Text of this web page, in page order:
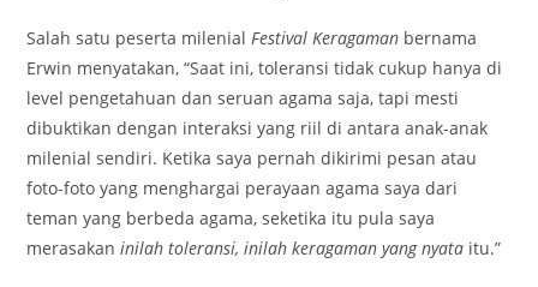
Salah satu peserta milenialFestival Keragaman bernama
Erwin menyatakan, “Saat ini, toleransi tidak cukup hanya di
level pengetahuan dan seruan agama saja, tapi mesti
dibuktikan dengan interaksi yang riil di antara anak-anak
milenial sendiri. Ketika saya pernah dikirimi pesan atau
foto-foto yang menghargai perayaan agama saya dari
teman yang berbeda agama, seketika itu pula saya
merasakaninilah toleransi, inilah keragaman yang nyata itu.”